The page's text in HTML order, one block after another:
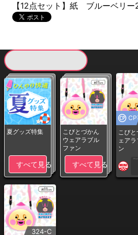
【12点セット】紙 ブルーベリ
夏グッズ特集
すべて見る
こびとづかん
ウェアラブル
ファン
すべて見る
こび
ェア
ン
324-C